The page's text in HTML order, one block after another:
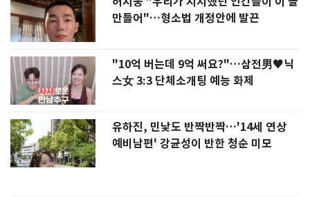
만들어"…형소법 개정안에 발끈
"10억 버는데 9억 써요?"…삼전男♥닉
스女 3:3 단체소개팅 예능 화제
유하진, 민낯도 반짝반짝…'14세 연상
예비남편' 강균성이 반한 청순 미모